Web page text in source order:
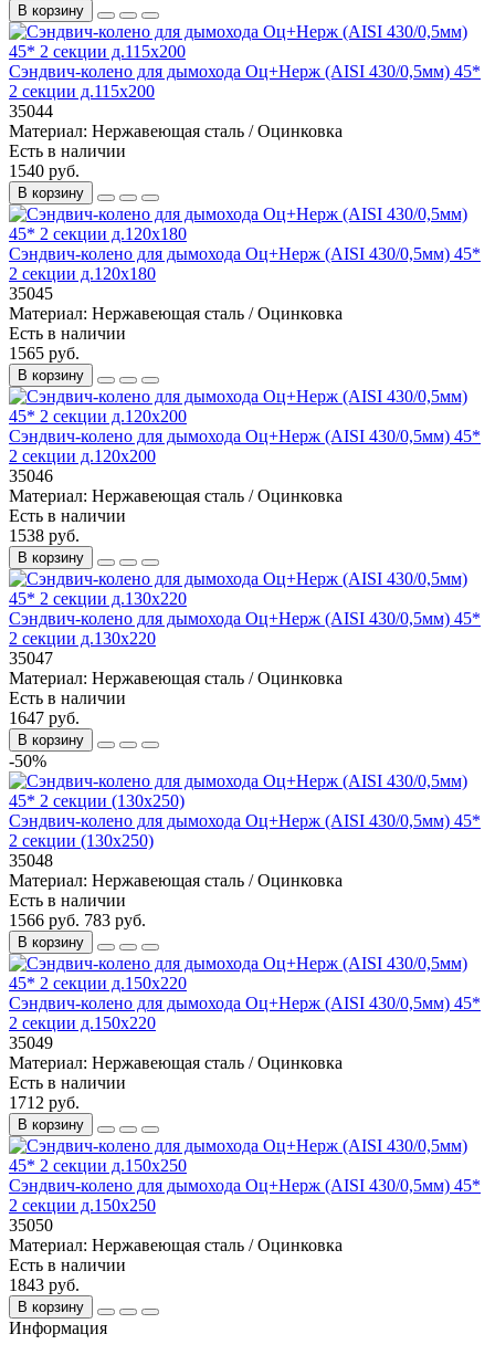
В корзину
Сэндвич-колено для дымохода Оц+Нерж (AISI 430/0,5мм) 45*
2 секции д.115х200
35044
Материал: Нержавеющая сталь / Оцинковка
Есть в наличии
1540 руб.
В корзину
Сэндвич-колено для дымохода Оц+Нерж (AISI 430/0,5мм) 45*
2 секции д.120х180
35045
Материал: Нержавеющая сталь / Оцинковка
Есть в наличии
1565 руб.
В корзину
Сэндвич-колено для дымохода Оц+Нерж (AISI 430/0,5мм) 45*
2 секции д.120х200
35046
Материал: Нержавеющая сталь / Оцинковка
Есть в наличии
1538 руб.
В корзину
Сэндвич-колено для дымохода Оц+Нерж (AISI 430/0,5мм) 45*
2 секции д.130х220
35047
Материал: Нержавеющая сталь / Оцинковка
Есть в наличии
1647 руб.
В корзину
-50%
Сэндвич-колено для дымохода Оц+Нерж (AISI 430/0,5мм) 45*
2 секции (130х250)
35048
Материал: Нержавеющая сталь / Оцинковка
Есть в наличии
1566 руб. 783 руб.
В корзину
Сэндвич-колено для дымохода Оц+Нерж (AISI 430/0,5мм) 45*
2 секции д.150х220
35049
Материал: Нержавеющая сталь / Оцинковка
Есть в наличии
1712 руб.
В корзину
Сэндвич-колено для дымохода Оц+Нерж (AISI 430/0,5мм) 45*
2 секции д.150х250
35050
Материал: Нержавеющая сталь / Оцинковка
Есть в наличии
1843 руб.
В корзину
Информация